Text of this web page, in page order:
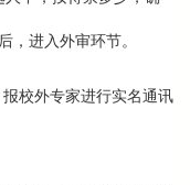
，进入外审环节。
校外专家进行实名通讯